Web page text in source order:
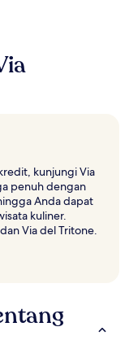
kunjungi Via
penuh dengan
Anda dapat
kuliner.
Via del Tritone.